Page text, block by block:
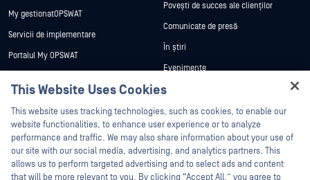
My gestionatOPSWAT
Servicii de implementare
Portalul My OPSWAT
Formare
vulnerabilităților
Parteneri
Certificare
Povești de succes ale clienților
Comunicate de presă
În știri
Evenimente
Webinare
Fișe de date
Cărți albe
Instrumente gratuite
This Website Uses Cookies
This website uses tracking technologies, such as cookies, to enable our
website functionalities, to enhance user experience or to analyze
performance and traffic. We may also share information about your use of
our site with our social media, advertising, and analytics partners. This
allows us to perform targeted advertising and to select ads and content
that will be more relevant to you. By clicking “Accept All,” you agree to
Hey there!
I'm Ozzy, your OPSWAT virtual assistant.
How can I help you secure what's critical
today?